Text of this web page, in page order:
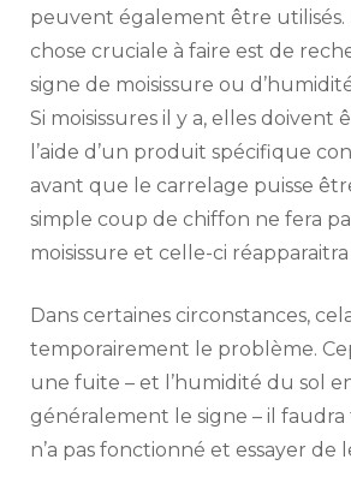
peuvent également être utilisés.
chose cruciale à faire est de
signe de moisissure ou
Si moisissures il y a, elles doivent
l’aide d’un produit spécifique
avant que le carrelage puisse
simple coup de chiffon ne fera
moisissure et celle-ci
Dans certaines circonstances,
temporairement le problème.
une fuite – et l’humidité du sol
généralement le signe – il
n’a pas fonctionné et essayer de